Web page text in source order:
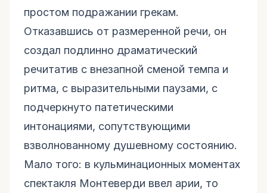
простом подражании грекам.
Отказавшись от размеренной речи, он
создал подлинно драматический
речитатив с внезапной сменой темпа и
ритма, с выразительными паузами, с
подчеркнуто патетическими
интонациями, сопутствующими
взволнованному душевному состоянию.
Мало того: в кульминационных моментах
спектакля Монтеверди ввел арии, то